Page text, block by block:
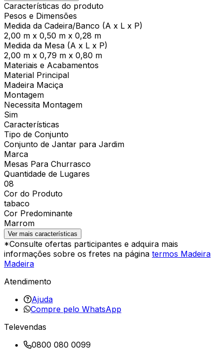
Características do produto
Pesos e Dimensões
Medida da Cadeira/Banco (A x L x P)
2,00 m x 0,50 m x 0,28 m
Medida da Mesa (A x L x P)
2,00 m x 0,79 m x 0,80 m
Materiais e Acabamentos
Material Principal
Madeira Maciça
Montagem
Necessita Montagem
Sim
Características
Tipo de Conjunto
Conjunto de Jantar para Jardim
Marca
Mesas Para Churrasco
Quantidade de Lugares
08
Cor do Produto
tabaco
Cor Predominante
Marrom
Ver mais características
*Consulte ofertas participantes e adquira mais
informações sobre os fretes na página termos Madeira
Madeira
Atendimento
Ajuda
Compre pelo WhatsApp
Televendas
0800 080 0099